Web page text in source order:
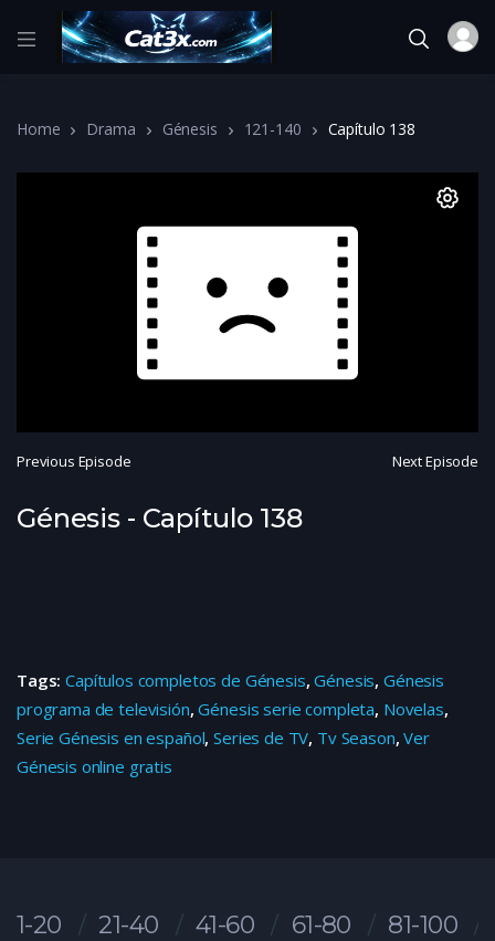
Home Drama Génesis 121-140 Capítulo 138
Previous Episode Next Episode
Génesis - Capítulo 138
Tags:Capítulos completos de Génesis,Génesis, Génesis
programa de televisión,Génesis serie completa, Novelas,
Serie Génesis en español,Series de TV, Tv Season,Ver
Génesis online gratis
1-20 21-40 41-60 61-80 81-100